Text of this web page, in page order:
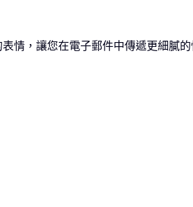
情，讓您在電子郵件中傳遞更細膩